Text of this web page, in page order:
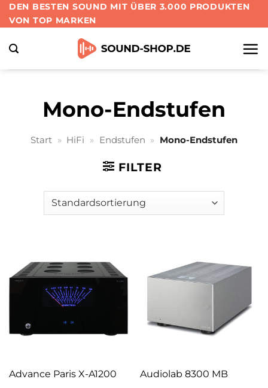
Zum
Inhalt
springen
DEN BESTEN SOUND MIT ÜBER 3.000 PRODUKTEN
VON TOP MARKEN
Mono-Endstufen
Start » HiFi » Endstufen » Mono-Endstufen
FILTER
Advance Paris X-A1200
Audiolab 8300 MB